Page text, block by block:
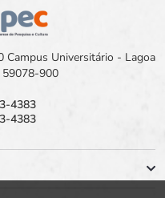
Campus Universitário - Lagoa
59078-900
4383
4383